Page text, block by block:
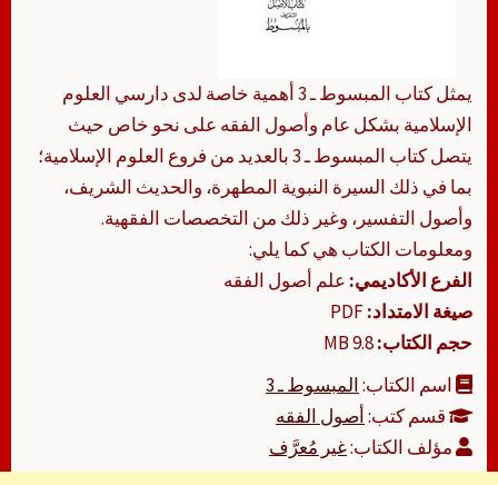
يمثل كتاب المبسوط ـ 3 أهمية خاصة لدى دارسي العلوم
الإسلامية بشكل عام وأصول الفقه على نحو خاص حيث
يتصل كتاب المبسوط ـ 3 بالعديد من فروع العلوم الإسلامية؛
بما في ذلك السيرة النبوية المطهرة، والحديث الشريف،
وأصول التفسير، وغير ذلك من التخصصات الفقهية.
ومعلومات الكتاب هي كما يلي:
الفرع الأكاديمي: علم أصول الفقه
صيغة الامتداد:
حجم الكتاب:
اسم الكتاب:المبسوط ـ 3
قسم كتب:أصول الفقه
مؤلف الكتاب:غير مُعرَّف